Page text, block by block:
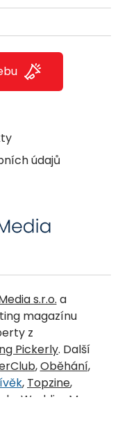
údajů
s.r.o. a
magazínu
z
Pickerly. Další
,Oběhání,
, Topzine,
WeddingMag